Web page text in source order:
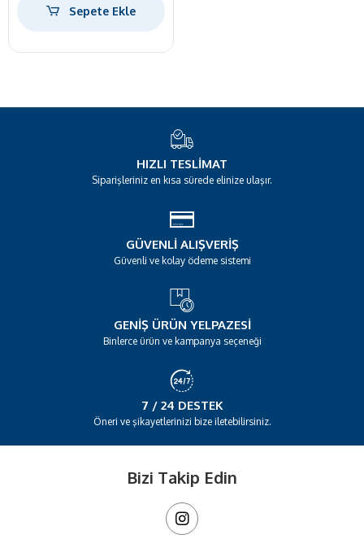
Sepete Ekle
HIZLI TESLIMAT
Siparişleriniz en kısa sürede elinize ulaşır.
GÜVENLI ALIŞVERIŞ
Güvenli ve kolay ödeme sistemi
GENIŞ ÜRÜN YELPAZESI
Binlerce ürün ve kampanya seçeneği
7 / 24 DESTEK
Öneri ve şikayetlerinizi bize iletebilirsiniz.
Bizi Takip Edin